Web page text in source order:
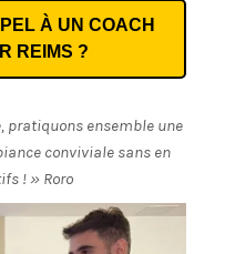
À UN COACH
REIMS ?
pratiquons ensemble une
conviviale sans en
! » Roro